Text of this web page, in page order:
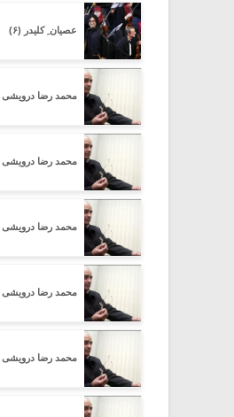
عصیان ِ کلیدر (۶)
محمد رضا درویشی و
محمد رضا درویشی و
محمد رضا درویشی و
محمد رضا درویشی و
محمد رضا درویشی و